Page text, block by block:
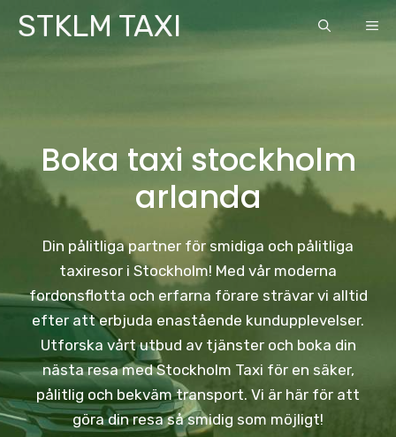
SkipSTKLM TAXI
Boka taxi stockholm
arlanda
Din pålitliga partner för smidiga och pålitliga
taxiresor i Stockholm! Med vår moderna
fordonsflotta och erfarna förare strävar vi alltid
efter att erbjuda enastående kundupplevelser.
Utforska vårt utbud av tjänster och boka din
nästa resa med Stockholm Taxi för en säker,
pålitlig och bekväm transport. Vi är här för att
göra din resa så smidig som möjligt!